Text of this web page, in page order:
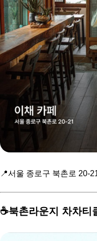
📍서울 종로구 북촌로 20-
☕️북촌라운지 차차티